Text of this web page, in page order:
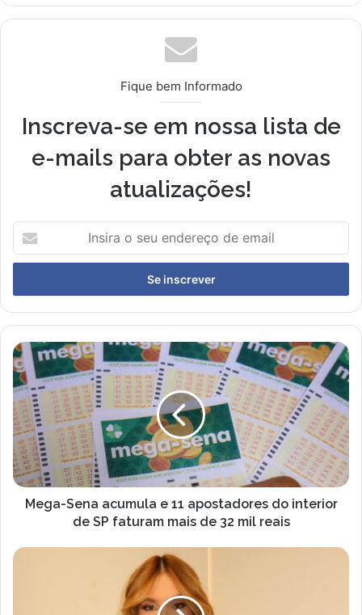
Fique bem Informado
Inscreva-se em nossa lista de
e-mails para obter as novas
atualizações!
seu
de
email
Mega-
Sena
acumula
e
11
apostadores
do
interior
de
de
Mega-Sena acumula e 11 apostadores do interior
de SP faturam mais de 32 mil reais
VIRGÍNIA